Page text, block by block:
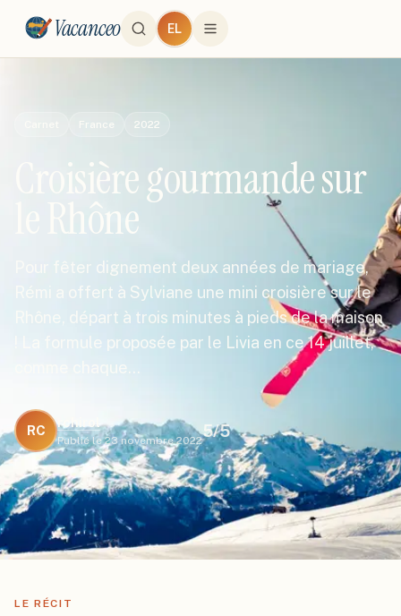
Vacanceo EL
France 2022
Croisière gourmande sur
le Rhône
Pour fêter dignement deux années de mariage,
Rémi a offert à Sylviane une mini croisière sur le
Rhône, départ à trois minutes à pieds de la maison
! La formule proposée par le Livia en ce 14 juillet,
comme chaque…
RC
rchirol
Publié le 23 novembre 2022
5/5
LE RÉCIT